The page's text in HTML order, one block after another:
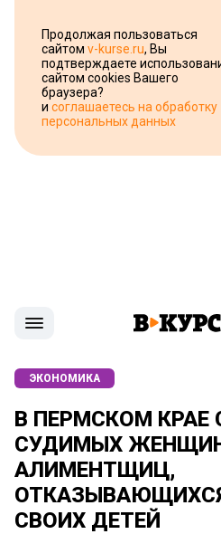
Продолжая пользоваться
сайтом v-kurse.ru, Вы
подтверждаете
сайтом cookies Вашего
браузера?
и соглашаетесь на обработку
персональных данных
ЭКОНОМИКА
В ПЕРМСКОМ
СУДИМЫХ
АЛИМЕНТЩИЦ,
СВОИХ ДЕТЕЙ